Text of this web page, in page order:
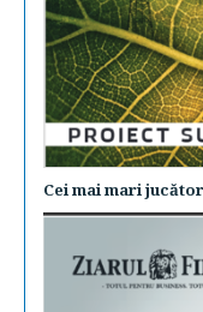
Cei mai mari